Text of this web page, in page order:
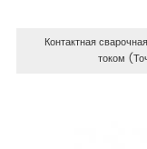
Контактная
током